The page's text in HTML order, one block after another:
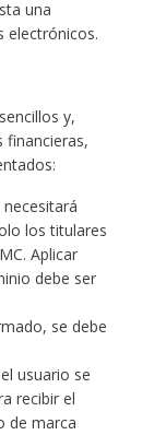
una
electrónicos.
y,
financieras,
los titulares
Aplicar
debe ser
se debe
usuario se
recibir el
de marca